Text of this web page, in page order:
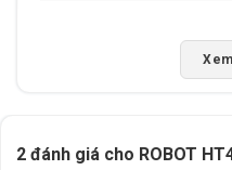
2 đánh giá cho ROBOT